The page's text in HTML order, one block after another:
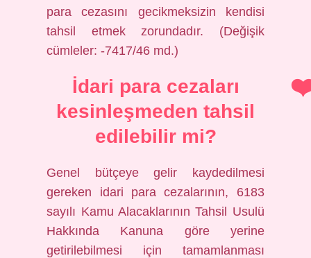
para cezasını gecikmeksizin kendisi
tahsil etmek zorundadır. (Değişik
cümleler: -7417/46 md.)
İdari para cezaları
kesinleşmeden tahsil
edilebilir mi?
Genel bütçeye gelir kaydedilmesi
gereken idari para cezalarının, 6183
sayılı Kamu Alacaklarının Tahsil Usulü
Hakkında Kanuna göre yerine
getirilebilmesi için tamamlanması